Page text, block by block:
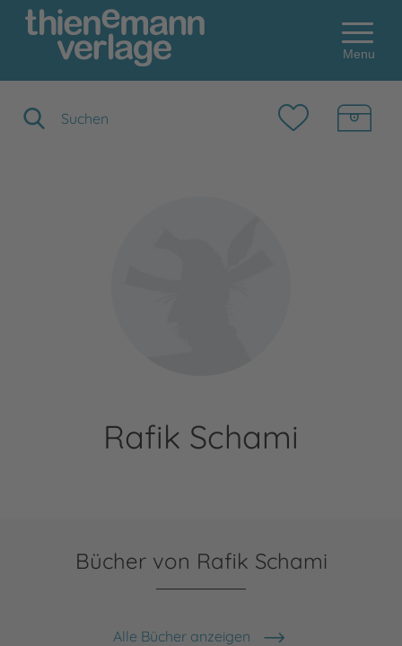
Menu
Rafik Schami
Bücher von Rafik Schami
Alle Bücher anzeigen